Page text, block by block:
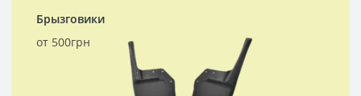
Брызговики
от 500грн